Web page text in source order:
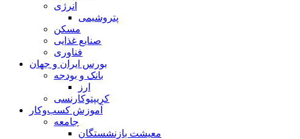
انرژی
پتروشیمی
مسکن
صنایع غذایی
فناوری
بورس ایران و جهان
بانک و بودجه
ارز
کریپتوکارنسی
آموزش کسب‌وکار
جامعه
معیشت بازنشستگان